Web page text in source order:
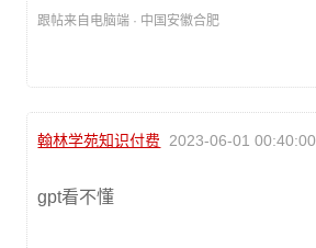
跟帖来自电脑端 · 中国安徽合肥
翰林学苑知识付费 2023-06-01 00:40:00
gpt看不懂